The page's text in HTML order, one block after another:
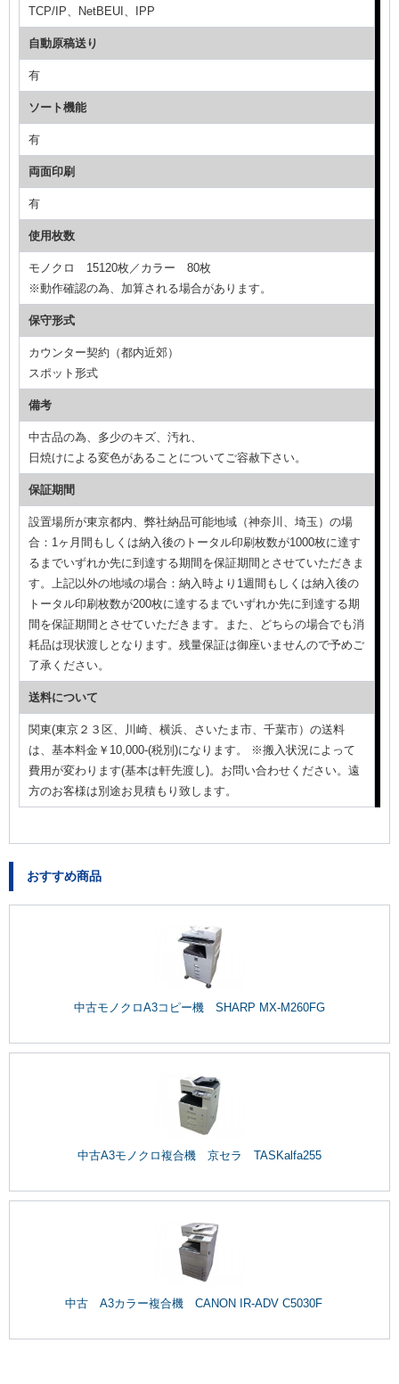
TCP/IP、NetBEUI、IPP
自動原稿送り
有
ソート機能
有
両面印刷
有
使用枚数
モノクロ 15120枚／カラー 80枚
※動作確認の為、加算される場合があります。
保守形式
カウンター契約（都内近郊）
スポット形式
備考
中古品の為、多少のキズ、汚れ、
日焼けによる変色があることについてご容赦下さい。
保証期間
設置場所が東京都内、弊社納品可能地域（神奈川、埼玉）の場
合：1ヶ月間もしくは納入後のトータル印刷枚数が1000枚に達す
るまでいずれか先に到達する期間を保証期間とさせていただきま
す。上記以外の地域の場合：納入時より1週間もしくは納入後の
トータル印刷枚数が200枚に達するまでいずれか先に到達する期
間を保証期間とさせていただきます。また、どちらの場合でも消
耗品は現状渡しとなります。残量保証は御座いませんので予めご
了承ください。
送料について
関東(東京２３区、川崎、横浜、さいたま市、千葉市）の送料
は、基本料金￥10,000-(税別)になります。 ※搬入状況によって
費用が変わります(基本は軒先渡し)。お問い合わせください。遠
方のお客様は別途お見積もり致します。
おすすめ商品
中古モノクロA3コピー機 SHARP MX-M260FG
中古A3モノクロ複合機 京セラ TASKalfa255
中古 A3カラー複合機 CANON IR-ADV C5030F